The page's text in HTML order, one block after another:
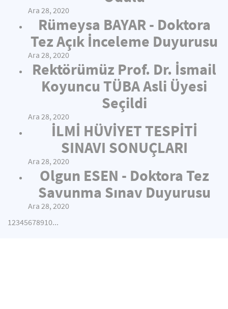
Ara 28, 2020
Rümeysa BAYAR - Doktora
Tez Açık İnceleme Duyurusu
Ara 28, 2020
Rektörümüz Prof. Dr. İsmail
Koyuncu TÜBA Asli Üyesi
Seçildi
Ara 28, 2020
İLMİ HÜVİYET TESPİTİ
SINAVI SONUÇLARI
Ara 28, 2020
Olgun ESEN - Doktora Tez
Savunma Sınav Duyurusu
Ara 28, 2020
12345678910...